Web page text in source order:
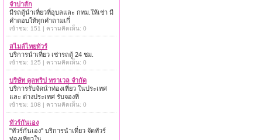
จำปาสัก
มีรถตู้นำเที่ยวที่อุบลและ กทม.ให้เช่า มี
คำตอบให้ทุกคำถามเกี่
เข้าชม: 151 | ความคิดเห็น: 0
สไมล์ไทยทัวร์
บริการนำเที่ยว เช่ารถตู้ 24 ชม.
เข้าชม: 125 | ความคิดเห็น: 0
บริษัท คูลทริป ทราเวล จำกัด
บริการรับจัดนำท่องเที่ยว ในประเทศ
และ ต่างประเทศ รับจองที่
เข้าชม: 108 | ความคิดเห็น: 0
ทัวร์กันเอง
"ทัวร์กันเอง" บริการนำเที่ยว จัดทัวร์